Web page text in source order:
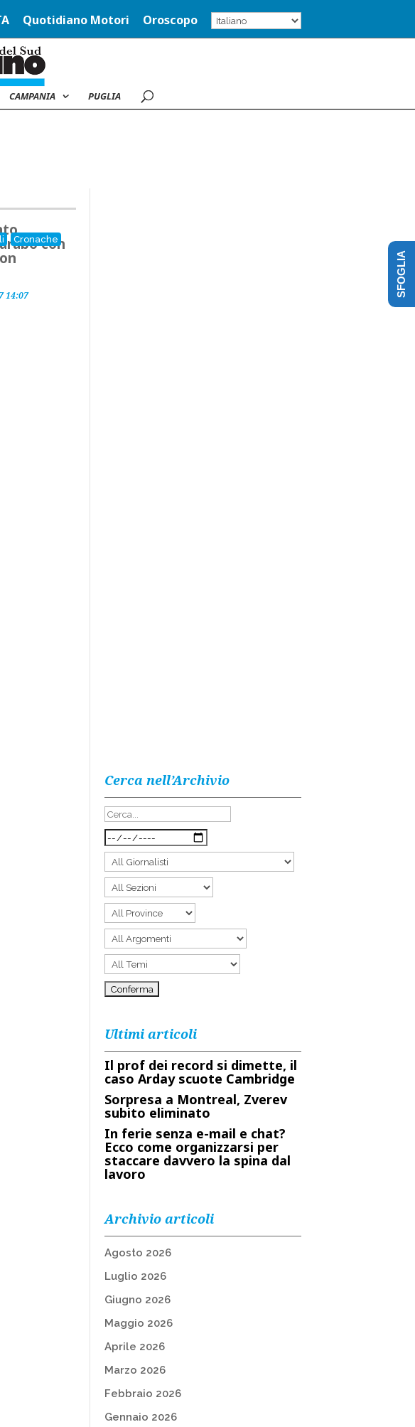
Quotidiano Motori Oroscopo
CAMPANIA PUGLIA
Cronache
con
14:07
Cerca nell’Archivio
Ultimi articoli
Il prof dei record si dimette, il
caso Arday scuote Cambridge
Sorpresa a Montreal, Zverev
subito eliminato
In ferie senza e-mail e chat?
Ecco come organizzarsi per
staccare davvero la spina dal
lavoro
Archivio articoli
Agosto 2026
Luglio 2026
Giugno 2026
Maggio 2026
Aprile 2026
Marzo 2026
Febbraio 2026
Gennaio 2026
SFOGLIA